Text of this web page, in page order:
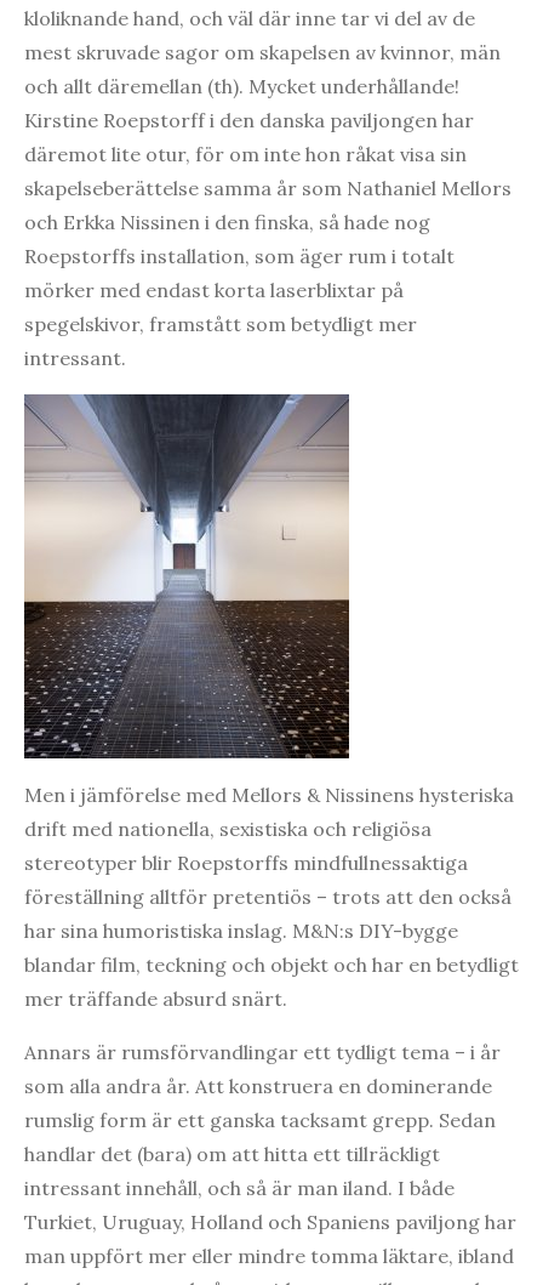
kloliknande hand, och väl där inne tar vi del av de
mest skruvade sagor om skapelsen av kvinnor, män
och allt däremellan (th). Mycket underhållande!
Kirstine Roepstorff i den danska paviljongen har
däremot lite otur, för om inte hon råkat visa sin
skapelseberättelse samma år som Nathaniel Mellors
och Erkka Nissinen i den finska, så hade nog
Roepstorffs installation, som äger rum i totalt
mörker med endast korta laserblixtar på
spegelskivor, framstått som betydligt mer
intressant.
Men i jämförelse med Mellors & Nissinens hysteriska
drift med nationella, sexistiska och religiösa
stereotyper blir Roepstorffs mindfullnessaktiga
föreställning alltför pretentiös – trots att den också
har sina humoristiska inslag. M&N:s DIY-bygge
blandar film, teckning och objekt och har en betydligt
mer träffande absurd snärt.
Annars är rumsförvandlingar ett tydligt tema – i år
som alla andra år. Att konstruera en dominerande
rumslig form är ett ganska tacksamt grepp. Sedan
handlar det (bara) om att hitta ett tillräckligt
intressant innehåll, och så är man iland. I både
Turkiet, Uruguay, Holland och Spaniens paviljong har
man uppfört mer eller mindre tomma läktare, ibland